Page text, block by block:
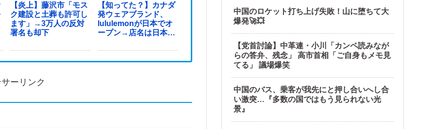
【炎上】藤沢市「モス
ク建設と土葬も許可し
ます」→3万人の反対
署名も却下
【知ってた？】カナダ
発ウェアブランド、
lululemonが日本でオ
ープン→店名は日本差
ーリンク
中国のロケット打ち上げ失敗！山に堕ちて大
爆発🚀💥
【党首討論】中革連・小川「カンペ読みなが
らの答弁、残念」 高市首相「ご自身もメモ見
てる」 議場爆笑
中国のバス、乗客が我先にと押し合いへし合
い激突…『多数の国ではもう見られない光
景』